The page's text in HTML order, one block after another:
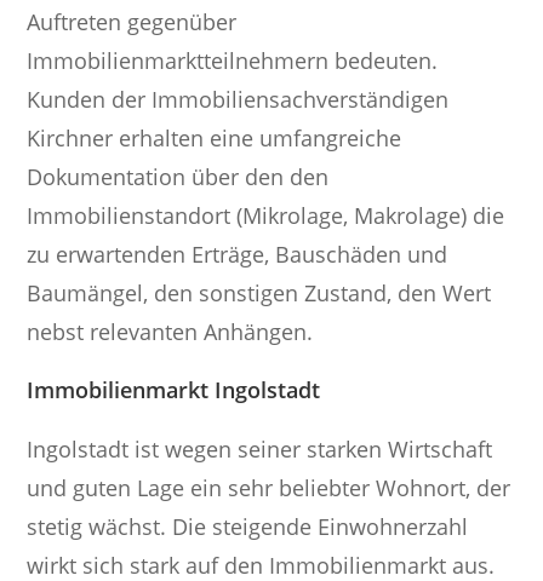
Auftreten gegenüber
Immobilienmarktteilnehmern bedeuten.
Kunden der Immobiliensachverständigen
Kirchner erhalten eine umfangreiche
Dokumentation über den den
Immobilienstandort (Mikrolage, Makrolage) die
zu erwartenden Erträge, Bauschäden und
Baumängel, den sonstigen Zustand, den Wert
nebst relevanten Anhängen.
Immobilienmarkt Ingolstadt
Ingolstadt ist wegen seiner starken Wirtschaft
und guten Lage ein sehr beliebter Wohnort, der
stetig wächst. Die steigende Einwohnerzahl
wirkt sich stark auf den Immobilienmarkt aus.